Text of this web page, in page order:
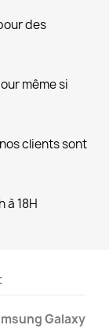
des
même si
clients sont
à 18H
Galaxy